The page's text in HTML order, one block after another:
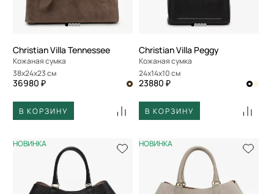
Christian Villa Tennessee
Кожаная сумка
38x24x23 см
36980 ₽
В КОРЗИНУ
Christian Villa Peggy
Кожаная сумка
24x14x10 см
23880 ₽
В КОРЗИНУ
НОВИНКА НОВИНКА